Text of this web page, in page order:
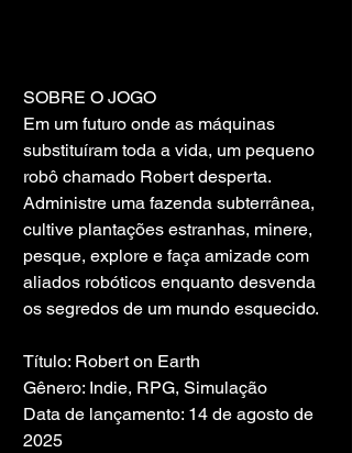
SOBRE O JOGO
Em um futuro onde as máquinas
substituíram toda a vida, um pequeno
robô chamado Robert desperta.
Administre uma fazenda subterrânea,
cultive plantações estranhas, minere,
pesque, explore e faça amizade com
aliados robóticos enquanto desvenda
os segredos de um mundo esquecido.
Título: Robert on Earth
Gênero: Indie, RPG, Simulação
Data de lançamento: 14 de agosto de
2025